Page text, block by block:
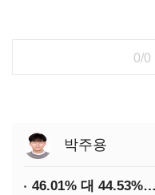
0/0
박주용